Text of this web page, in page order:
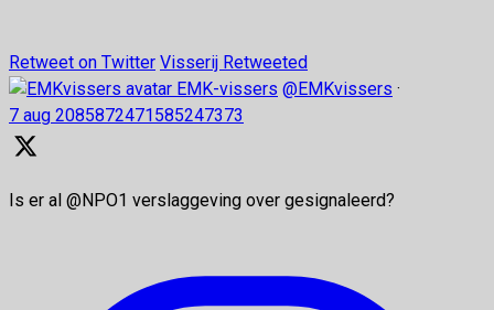
Retweet on Twitter Visserij Retweeted
EMK-vissers @EMKvissers ·
7 aug 2085872471585247373
Is er al @NPO1 verslaggeving over gesignaleerd?